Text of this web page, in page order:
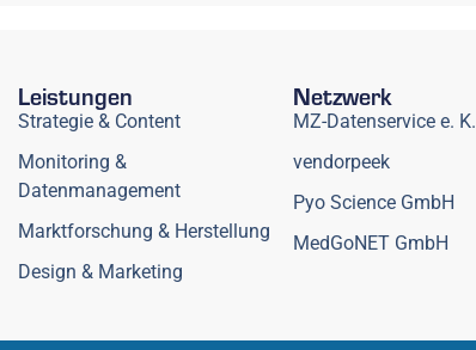
Leistungen
Strategie & Content
Monitoring &
Datenmanagement
Marktforschung & Herstellung
Design & Marketing
Netzwerk
MZ-Datenservice e. K.
vendorpeek
Pyo Science GmbH
MedGoNET GmbH